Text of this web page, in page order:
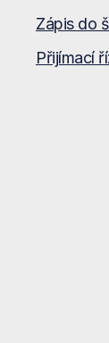
Zápis do
Přijímací